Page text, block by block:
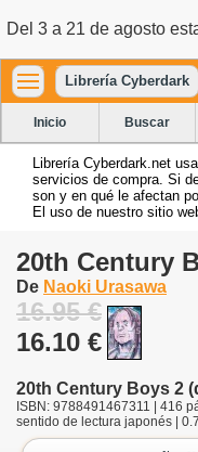
Del 3 a 21 de agosto
Librería Cyberdark
Inicio Buscar
Librería Cyberdark.net
servicios de compra. Si
son y en qué le afectan
El uso de nuestro sitio
20th Century
De Naoki Urasawa
16.95 €
16.10 €
20th Century Boys 2
ISBN: 9788491467311 | 416
sentido de lectura japonés |